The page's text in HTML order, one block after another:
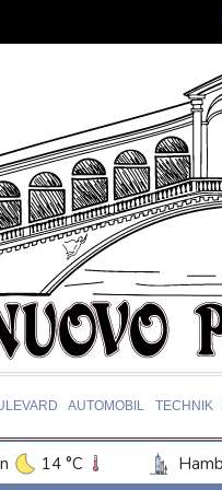
AUTOMOBIL TECHNIK
14 °C